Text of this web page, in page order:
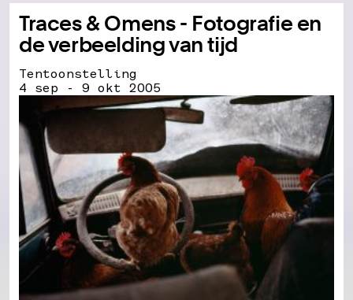
Traces & Omens - Fotografie en
de verbeelding van tijd
Tentoonstelling
4 sep - 9 okt 2005